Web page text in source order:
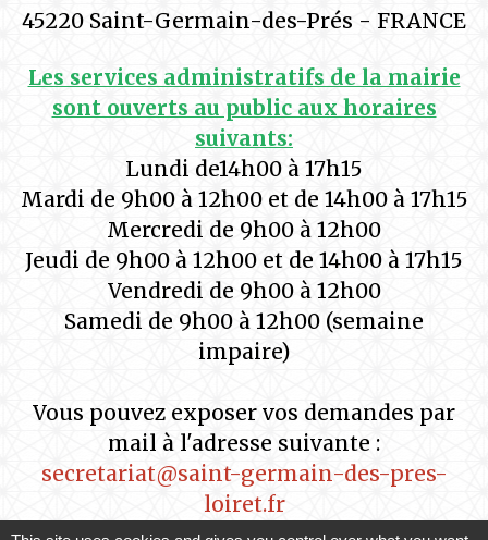
45220 Saint-Germain-des-Prés - FRANCE
Les services administratifs de la mairie
sont ouverts au public aux horaires
suivants:
Lundi de14h00 à 17h15
Mardi de 9h00 à 12h00 et de 14h00 à 17h15
Mercredi de 9h00 à 12h00
Jeudi de 9h00 à 12h00 et de 14h00 à 17h15
Vendredi de 9h00 à 12h00
Samedi de 9h00 à 12h00 (semaine
impaire)
Vous pouvez exposer vos demandes par
mail à l'adresse suivante :
secretariat@saint-germain-des-pres-
loiret.fr
ou